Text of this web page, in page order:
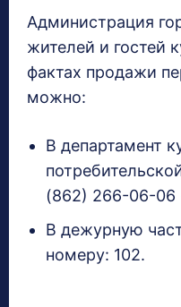
Администрация
жителей и гостей
фактах продажи
можно:
В департамент
(862) 266-06-06
В дежурную
номеру: 102.